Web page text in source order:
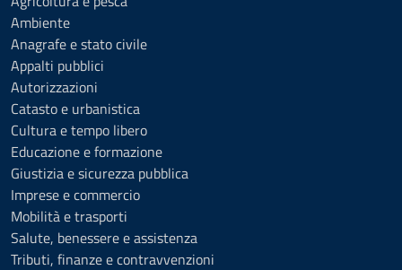
Ambiente
Anagrafe e stato civile
Appalti pubblici
Autorizzazioni
Catasto e urbanistica
Cultura e tempo libero
Educazione e formazione
Giustizia e sicurezza pubblica
Imprese e commercio
Mobilità e trasporti
Salute, benessere e assistenza
Tributi, finanze e contravvenzioni